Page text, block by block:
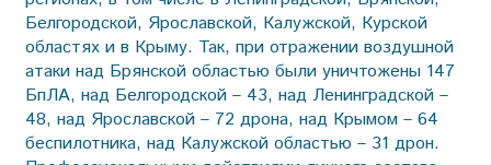
Белгородской, Ярославской, Калужской, Курской
областях и в Крыму. Так, при отражении воздушной
атаки над Брянской областью были уничтожены 147
БпЛА, над Белгородской – 43, над Ленинградской –
48, над Ярославской – 72 дрона, над Крымом – 64
беспилотника, над Калужской областью – 31 дрон.